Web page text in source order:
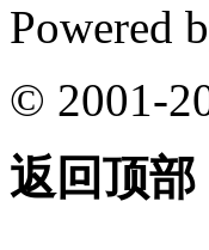
Powered
© 2001-
返回顶部